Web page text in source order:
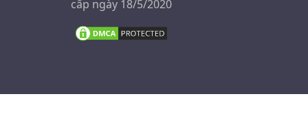
cấp ngày 18/5/2020